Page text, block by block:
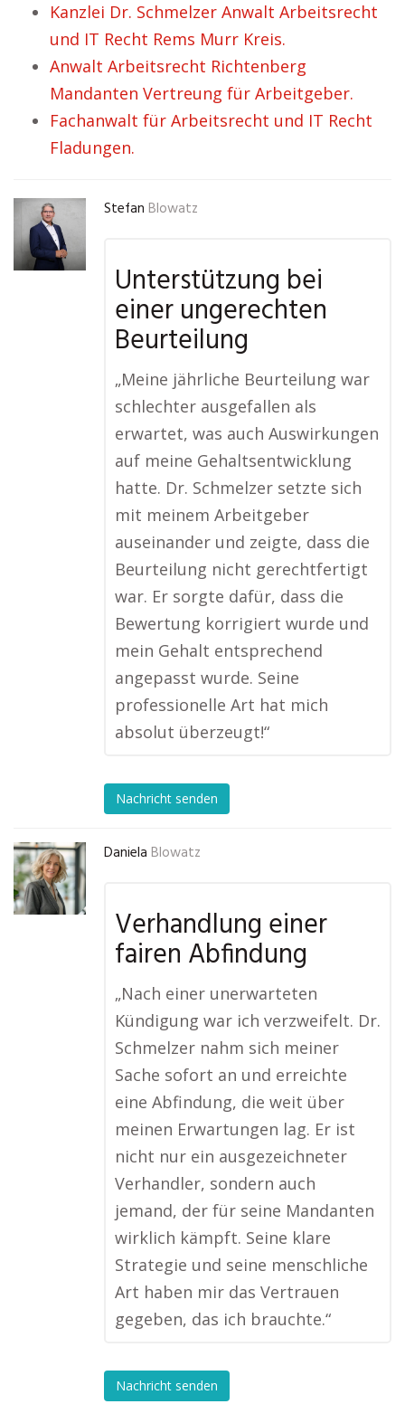
Kanzlei Dr. Schmelzer Anwalt Arbeitsrecht
und IT Recht Rems Murr Kreis.
Anwalt Arbeitsrecht Richtenberg
Mandanten Vertreung für Arbeitgeber.
Fachanwalt für Arbeitsrecht und IT Recht
Fladungen.
Stefan Blowatz
Unterstützung bei
einer ungerechten
Beurteilung
„Meine jährliche Beurteilung war
schlechter ausgefallen als
erwartet, was auch Auswirkungen
auf meine Gehaltsentwicklung
hatte. Dr. Schmelzer setzte sich
mit meinem Arbeitgeber
auseinander und zeigte, dass die
Beurteilung nicht gerechtfertigt
war. Er sorgte dafür, dass die
Bewertung korrigiert wurde und
mein Gehalt entsprechend
angepasst wurde. Seine
professionelle Art hat mich
absolut überzeugt!“
Nachricht senden
Daniela Blowatz
Verhandlung einer
fairen Abfindung
„Nach einer unerwarteten
Kündigung war ich verzweifelt. Dr.
Schmelzer nahm sich meiner
Sache sofort an und erreichte
eine Abfindung, die weit über
meinen Erwartungen lag. Er ist
nicht nur ein ausgezeichneter
Verhandler, sondern auch
jemand, der für seine Mandanten
wirklich kämpft. Seine klare
Strategie und seine menschliche
Art haben mir das Vertrauen
gegeben, das ich brauchte.“
Nachricht senden